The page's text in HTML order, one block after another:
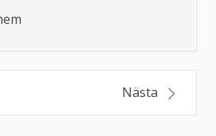
Nästa